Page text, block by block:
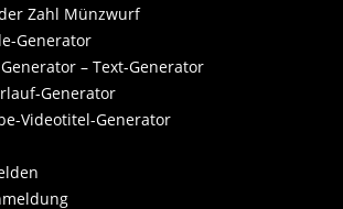
Zahl Münzwurf
Generator
– Text-Generator
Generator
Videotitel-Generator